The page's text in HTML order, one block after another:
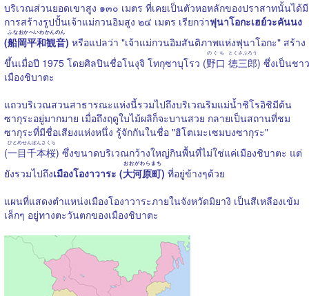
บริเวณส่วนยอดเขาสูง ๑๓๐ เมตร ที่เคยเป็นตัวหอหลักของปราสาทนั้นได้มี
การสร้างรูปปั้นเจ้าแม่กวนอิมสูง ๒๔ เมตร เรียกว่าฟุนาโอกะเฮย์วะคันนง
(船岡平和観音
ふなおかへいわかんのん
) หรือแปลว่า "เจ้าแม่กวนอิมสันติภาพแห่งฟุนาโอกะ" สร้าง
ขึ้นเมื่อปี 1975 โดยศิลปินชื่อโนงุจิ โทกุซาบุโรว (野口
のぐち
徳三郎
とくさぶろう
) ซึ่งเป็นชาว
เมืองชิบาตะ
แถวบริเวณสวนสาธารณะแห่งนี้รวมไปถึงบริเวณริมแม่น้ำชิโรอิชิมีต้น
ซากุระอยู่มากมาย เมื่อถึงฤดูใบไม้ผลิก็จะบานสวย กลายเป็นสถานที่ชม
ซากุระที่มีชื่อเสียงแห่งหนึ่ง รู้จักกันในชื่อ "ฮิโตเมะเซมบงซากุระ"
(一目千本桜
ひとめせんぼんさくら
) ซึ่งขนาดบริเวณกว้างใหญ่กินพื้นที่ไม่ใช่แค่เมืองชิบาตะ แต่
ยังรวมไปถึงเมืองโองาวาระ (大河原町
おおがわらまち
) ที่อยู่ข้างๆด้วย
แผนที่แสดงตำแหน่งเมืองโองาวาระภายในจังหวัดมิยางิ เป็นสีเหลืองเข้ม
เล็กๆ อยู่ทางตะวันตกของเมืองชิบาตะ